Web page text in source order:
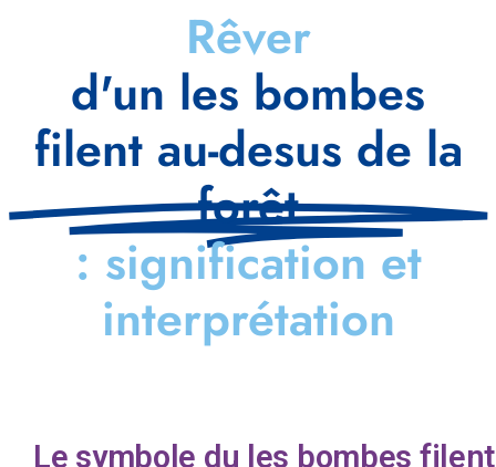
Rêver
d'un les bombes
filent au-desus de la
forêt
: signification et
interprétation
Le symbole du les bombes filent